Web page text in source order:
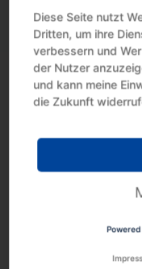
Fazit:Wenn also
erfassen sind, ist
Finanzamt
Quelle:BMF-
2252/19/10003 :09;
Diese Seite nutzt
Dritten, um ihre
verbessern und
der Nutzer
und kann meine
die Zukunft